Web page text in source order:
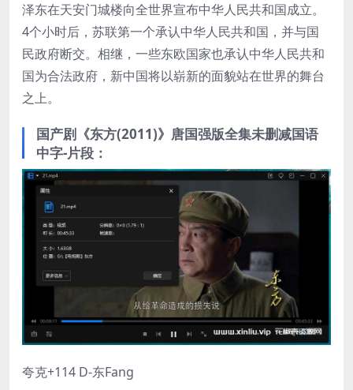
泽东在天安门城楼向全世界宣布中华人民共和国成立。
4个小时后，苏联第一个承认中华人民共和国，并与国
民政府断交。相继，一些东欧国家也承认中华人民共和
国为合法政府，新中国将以崭新的面貌站在世界的舞台
之上。
国产剧《东方(2011)》唐国强版全集未删减国语
中字-片段：
夸克+114 D-东Fang